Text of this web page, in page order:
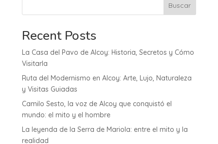
Buscar
Recent Posts
La Casa del Pavo de Alcoy: Historia, Secretos y Cómo
Visitarla
Ruta del Modernismo en Alcoy: Arte, Lujo, Naturaleza
y Visitas Guiadas
Camilo Sesto, la voz de Alcoy que conquistó el
mundo: el mito y el hombre
La leyenda de la Serra de Mariola: entre el mito y la
realidad